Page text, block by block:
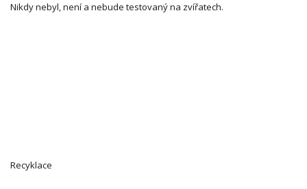
Nikdy nebyl, není a nebude testovaný na zvířatech.
Recyklace